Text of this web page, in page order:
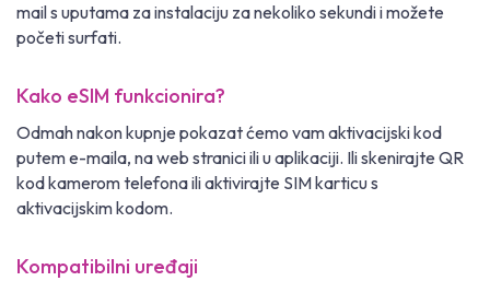
mail s uputama za instalaciju za nekoliko sekundi i možete
početi surfati.
Kako eSIM funkcionira?
Odmah nakon kupnje pokazat ćemo vam aktivacijski kod
putem e-maila, na web stranici ili u aplikaciji. Ili skenirajte QR
kod kamerom telefona ili aktivirajte SIM karticu s
aktivacijskim kodom.
Kompatibilni uređaji